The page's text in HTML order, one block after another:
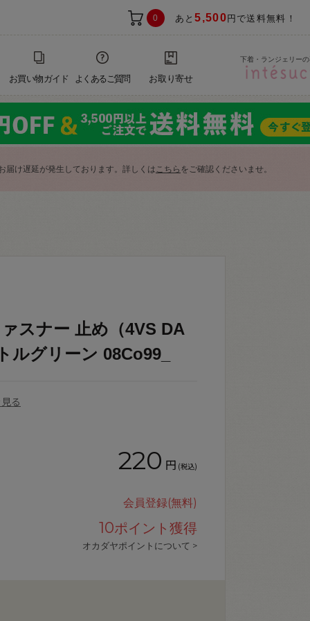
0 あと5,500 円で送料無料！
お買い物ガイド よくあるご質問 お取り寄せ
下着・ランジェリー
届け遅延が発生しております。詳しくはこちら をご確認くださいませ。
スナー 止め（4VS DA
ルグリーン 08Co99_
る
220 円 (税込)
会員登録(無料)
10ポイント獲得
オカダヤポイントについて >